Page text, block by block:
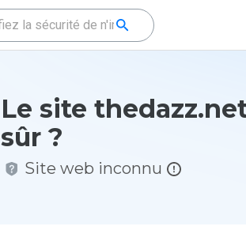
Le site
sûr ?
Site web inconnu